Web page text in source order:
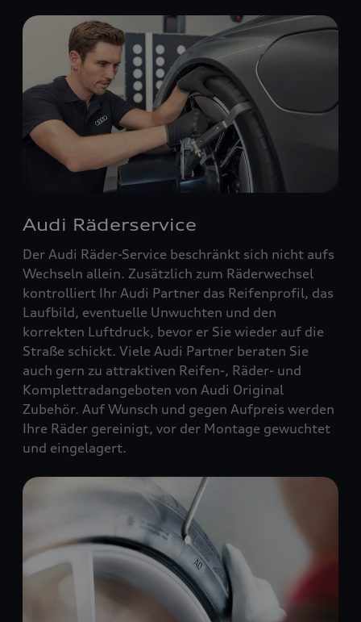
Audi Räderservice
Der Audi Räder-Service beschränkt sich nicht aufs
Wechseln allein. Zusätzlich zum Räderwechsel
kontrolliert Ihr Audi Partner das Reifenprofil, das
Laufbild, eventuelle Unwuchten und den
korrekten Luftdruck, bevor er Sie wieder auf die
Straße schickt. Viele Audi Partner beraten Sie
auch gern zu attraktiven Reifen-, Räder- und
Komplettradangeboten von Audi Original
Zubehör. Auf Wunsch und gegen Aufpreis werden
Ihre Räder gereinigt, vor der Montage gewuchtet
und eingelagert.